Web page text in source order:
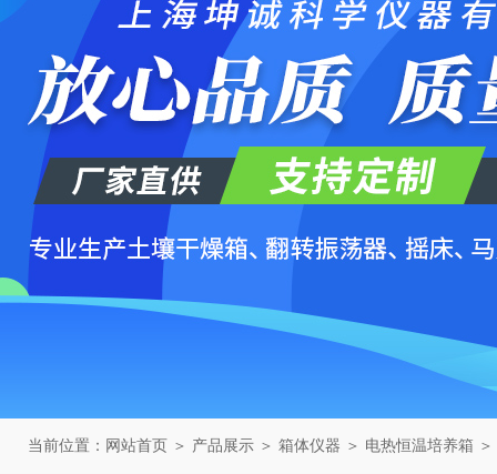
当前位置： 网站首页 ＞ 产品展示 ＞ 箱体仪器 ＞ 电热恒温培养箱